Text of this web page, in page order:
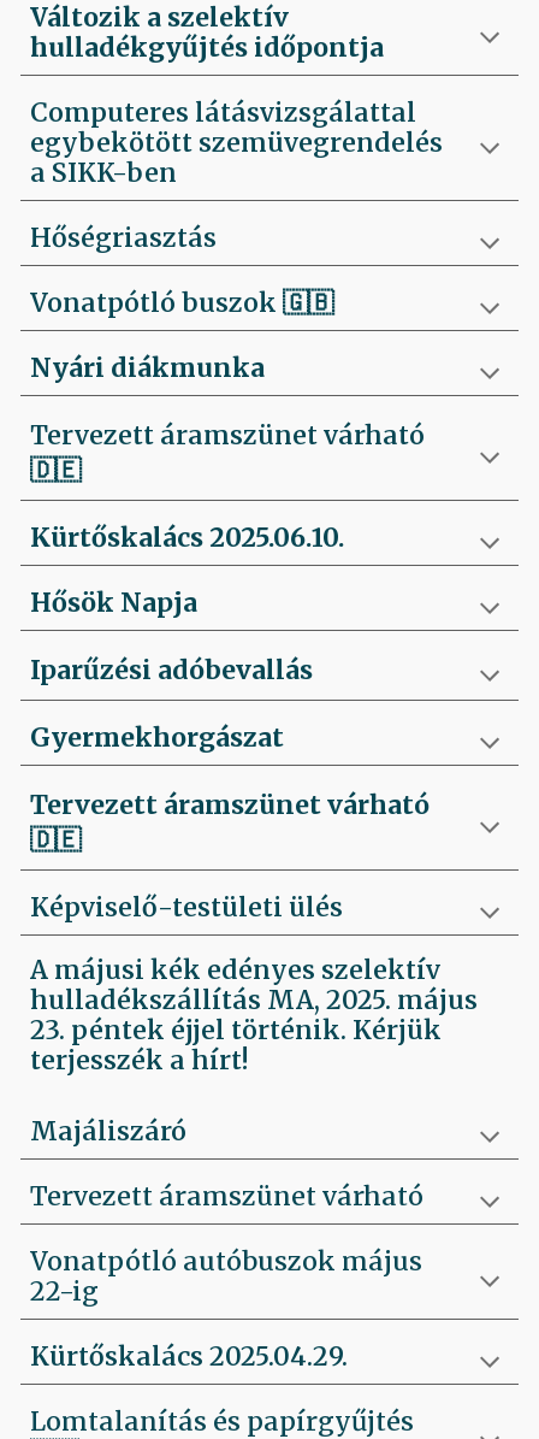
Változik a szelektív
hulladékgyűjtés időpontja
Computeres látásvizsgálattal
egybekötött szemüvegrendelés
a SIKK-ben
Hőségriasztás
Vonatpótló buszok 🇬🇧
Nyári diákmunka
Tervezett áramszünet várható
🇩🇪
Kürtőskalács 2025.06.10.
Hősök Napja
Iparűzési adóbevallás
Gyermekhorgászat
Tervezett áramszünet várható
🇩🇪
Képviselő-testületi ülés
A májusi kék edényes szelektív
hulladékszállítás MA, 2025. május
23. péntek éjjel történik. Kérjük
terjesszék a hírt!
Majáliszáró
Tervezett áramszünet várható
Vonatpótló autóbuszok május
22-ig
Kürtőskalács 2025.04.29.
Lomtalanítás és papírgyűjtés